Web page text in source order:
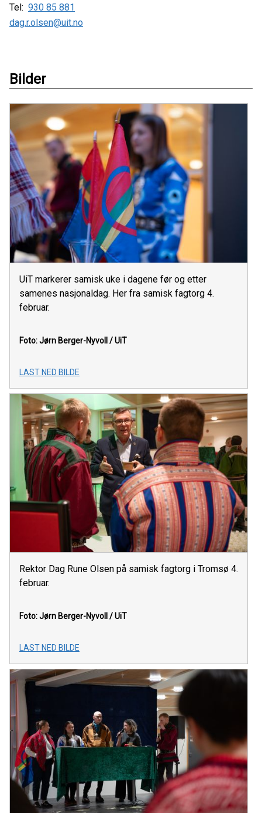
Tel: 930 85 881
dag.r.olsen@uit.no
Bilder
UiT markerer samisk uke i dagene før og etter
samenes nasjonaldag. Her fra samisk fagtorg 4.
februar.
Foto: Jørn Berger-Nyvoll / UiT
LAST NED BILDE
Rektor Dag Rune Olsen på samisk fagtorg i Tromsø 4.
februar.
Foto: Jørn Berger-Nyvoll / UiT
LAST NED BILDE